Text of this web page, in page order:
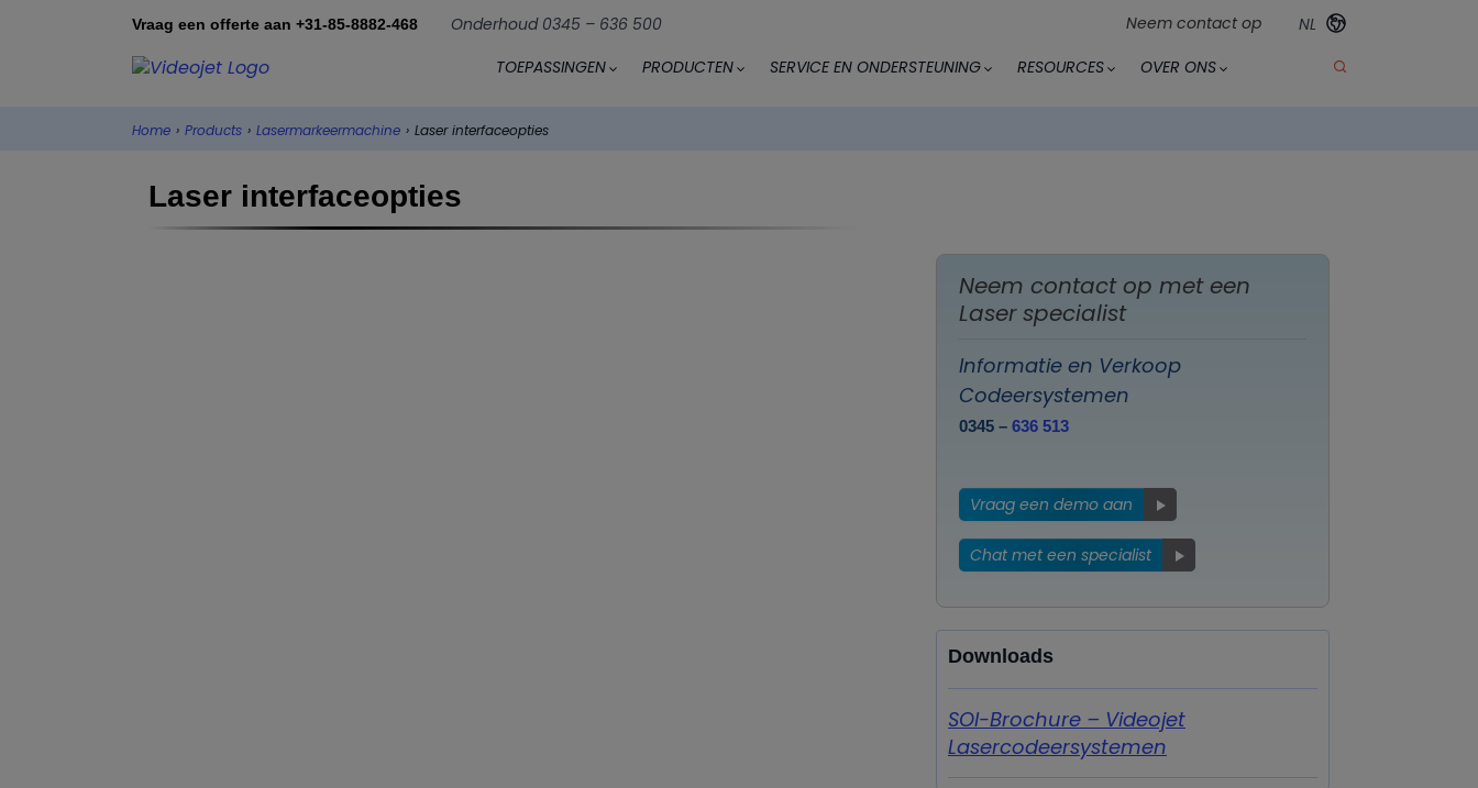
Vraag een offerte aan +31-85-8882-468 Onderhoud 0345 – 636 500 Neem contact op
NL
TOEPASSINGEN
PRODUCTEN SERVICE EN ONDERSTEUNING RESOURCES OVER ONS
Home › Products › Lasermarkeermachine › Laser interfaceopties
Laser interfaceopties
Neem contact op met een
Laser specialist
Informatie en Verkoop
Codeersystemen
0345 –636 513
Vraag een demo aan
Chat met een specialist
Downloads
SOI-Brochure – Videojet
Lasercodeersystemen